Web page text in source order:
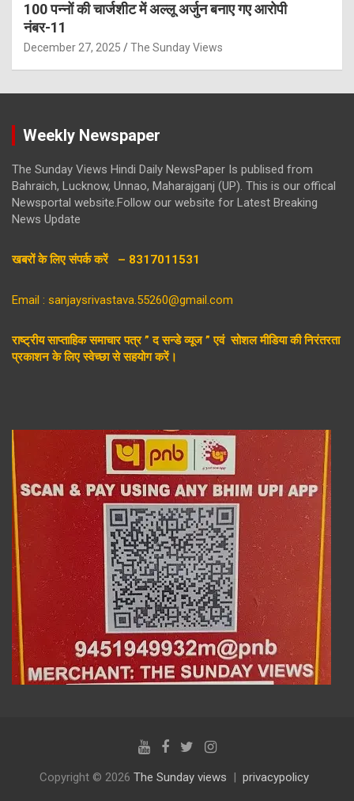
100 पन्नों की चार्जशीट में अल्लू अर्जुन बनाए गए आरोपी
नंबर-11
December 27, 2025 The Sunday Views
Weekly Newspaper
The Sunday Views Hindi Daily NewsPaper Is publised from
Bahraich, Lucknow, Unnao, Maharajganj (UP). This is our offical
Newsportal website.Follow our website for Latest Breaking
News Update
खबरों के लिए संपर्क करें – 8317011531
Email : sanjaysrivastava.55260@gmail.com
राष्ट्रीय साप्ताहिक समाचार पत्र ” द सन्डे व्यूज ” एवं सोशल मीडिया की निरंतरता
प्रकाशन के लिए स्वेच्छा से सहयोग करें।
Copyright © 2026 The Sunday views privacypolicy